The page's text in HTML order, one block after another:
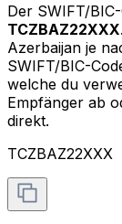
Der SWIFT/
TCZBAZ22XXX
Azerbaijan je
SWIFT/BIC-
welche du
Empfänger ab
direkt.
TCZBAZ22XXX